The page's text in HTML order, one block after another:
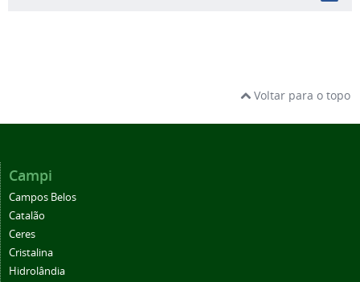
Voltar para o topo
Campi
Campos Belos
Catalão
Ceres
Cristalina
Hidrolândia